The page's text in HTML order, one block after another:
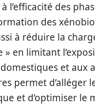
l’efficacité des
des
à réduire la
» en limitant
et aux
permet d’alléger
et d’optimiser le